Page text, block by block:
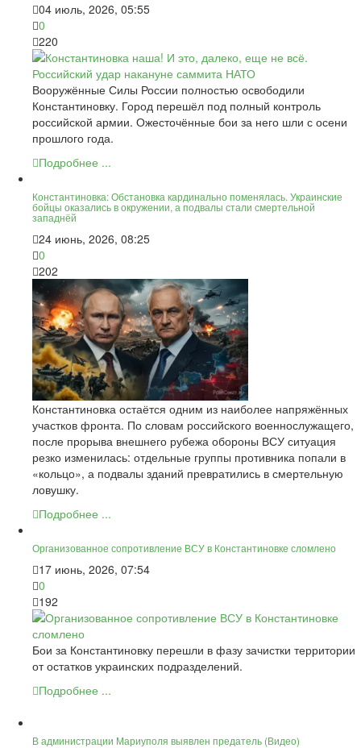
04 июль, 2026, 05:55
0
220
Вооружённые Силы России полностью освободили
Константиновку. Город перешёл под полный контроль
российской армии. Ожесточённые бои за него шли с осени
прошлого года.
Подробнее ...
Константиновка: Обстановка кардинально поменялась. Украинские
бойцы оказались в окружении, а подвалы стали смертельной
западнёй
24 июнь, 2026, 08:25
0
202
Константиновка остаётся одним из наиболее напряжённых
участков фронта. По словам российского военнослужащего,
после прорыва внешнего рубежа обороны ВСУ ситуация
резко изменилась: отдельные группы противника попали в
«кольцо», а подвалы зданий превратились в смертельную
ловушку.
Подробнее ...
Организованное сопротивление ВСУ в Константиновке сломлено
17 июнь, 2026, 07:54
0
192
Бои за Константиновку перешли в фазу зачистки территории
от остатков украинских подразделений.
Подробнее ...
В администрации Мариуполя выявлен предатель (Видео)